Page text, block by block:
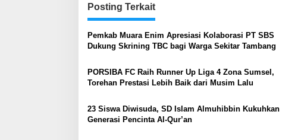
Posting Terkait
Pemkab Muara Enim Apresiasi Kolaborasi PT SBS
Dukung Skrining TBC bagi Warga Sekitar Tambang
PORSIBA FC Raih Runner Up Liga 4 Zona Sumsel,
Torehan Prestasi Lebih Baik dari Musim Lalu
23 Siswa Diwisuda, SD Islam Almuhibbin Kukuhkan
Generasi Pencinta Al-Qur’an